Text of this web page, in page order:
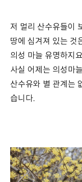
저 멀리 산수유들이
땅에 심겨져 있는 것
의성 마늘 유명하지
사실 어제는 의성마
산수유와 별 관계는
습니다.